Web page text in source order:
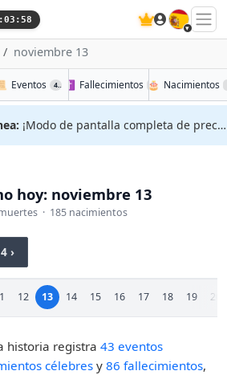
🇪🇸
noviembre 13
Eventos 43 ✝️ Fallecimientos 86
🎂 Nacimientos
¡Modo de pantalla completa de precisión!
hoy: noviembre 13
· 185 nacimientos
›
12 13 14 15 16 17 18 19 20
historia registra 43 eventos
célebres y 86 fallecimientos,